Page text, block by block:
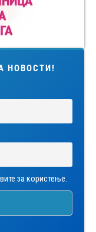
НОВОСТИ!
за користење.